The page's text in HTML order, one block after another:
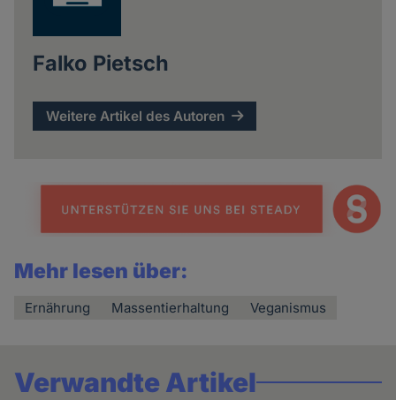
Falko Pietsch
Weitere Artikel des Autoren
Mehr lesen über:
Ernährung Massentierhaltung Veganismus
Verwandte Artikel